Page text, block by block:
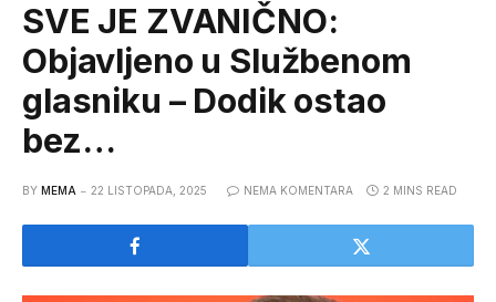
SVE JE ZVANIČNO:
Objavljeno u Službenom
glasniku – Dodik ostao
bez…
BY MEMA 22 LISTOPADA, 2025 NEMA KOMENTARA 2 MINS READ